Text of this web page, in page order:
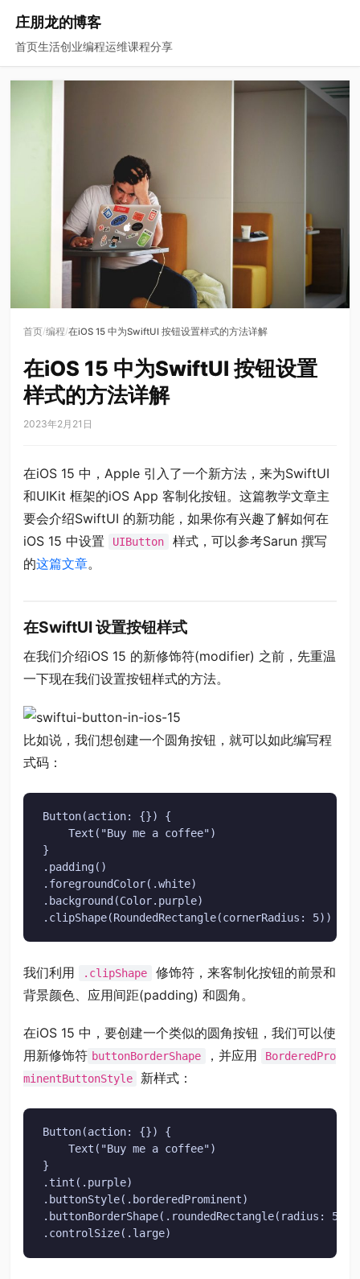
庄朋龙的博客
首页生活创业编程运维课程分享
首页/编程/在iOS 15 中为SwiftUI 按钮设置样式的方法详解
在iOS 15 中为SwiftUI 按钮设置
样式的方法详解
2023年2月21日
在iOS 15 中，Apple 引入了一个新方法，来为SwiftUI
和UIKit 框架的iOS App 客制化按钮。这篇教学文章主
要会介绍SwiftUI 的新功能，如果你有兴趣了解如何在
iOS 15 中设置
UIButton
样式，可以参考Sarun 撰写
的这篇文章。
在SwiftUI 设置按钮样式
在我们介绍iOS 15 的新修饰符(modifier) 之前，先重温
一下现在我们设置按钮样式的方法。
比如说，我们想创建一个圆角按钮，就可以如此编写程
式码：
Button(action: {}) {
    Text("Buy me a coffee")
}
.padding()
.foregroundColor(.white)
.background(Color.purple)
.clipShape(RoundedRectangle(cornerRadius: 5))
我们利用 .clipShape
修饰符，来客制化按钮的前景和
背景颜色、应用间距(padding) 和圆角。
在iOS 15 中，要创建一个类似的圆角按钮，我们可以使
用新修饰符 buttonBorderShape ，并应用
BorderedPro
minentButtonStyle
新样式：
Button(action: {}) {
    Text("Buy me a coffee")
}
.tint(.purple)
.buttonStyle(.borderedProminent)
.buttonBorderShape(.roundedRectangle(radius: 5))
.controlSize(.large)